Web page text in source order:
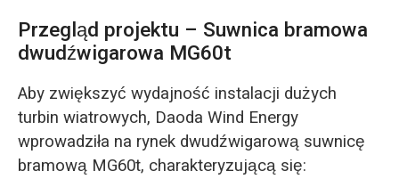
Przegląd projektu – Suwnica bramowa
dwudźwigarowa MG60t
Aby zwiększyć wydajność instalacji dużych
turbin wiatrowych, Daoda Wind Energy
wprowadziła na rynek dwudźwigarową suwnicę
bramową MG60t, charakteryzującą się: